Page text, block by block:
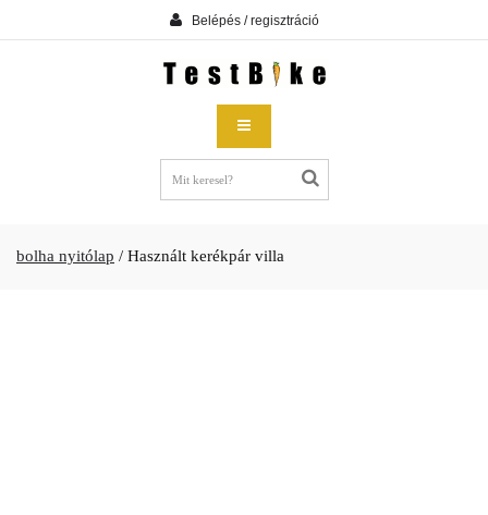
Belépés / regisztráció
bolha nyitólap / Használt kerékpár villa